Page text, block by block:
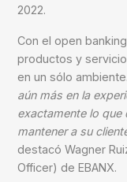
2022.
Con el open
productos y
en un sólo
aún más en la
exactamente lo que
mantener a su
destacóWagner
Officer) de EBANX.